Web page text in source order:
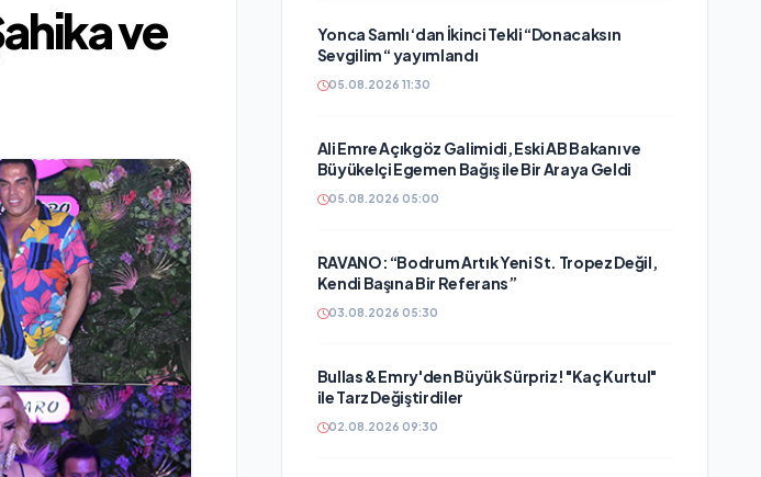
ve
Yonca Samlı ‘dan İkinci Tekli “Donacaksın
Sevgilim “ yayımlandı
05.08.2026 11:30
Ali Emre Açıkgöz Galimidi, Eski AB Bakanı ve
Büyükelçi Egemen Bağış ile Bir Araya Geldi
05.08.2026 05:00
RAVANO: “Bodrum Artık Yeni St. Tropez Değil,
Kendi Başına Bir Referans”
03.08.2026 05:30
Bullas & Emry'den Büyük Sürpriz! "Kaç Kurtul"
ile Tarz Değiştirdiler
02.08.2026 09:30